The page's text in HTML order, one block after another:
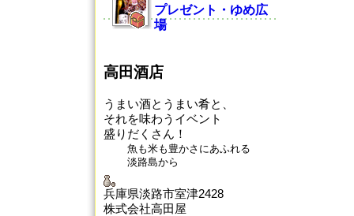
プレゼント・ゆめ広
場
高田酒店
うまい酒とうまい肴と、
それを味わうイベント
盛りだくさん！
魚も米も豊かさにあふれる
淡路島から
兵庫県淡路市室津2428
株式会社高田屋